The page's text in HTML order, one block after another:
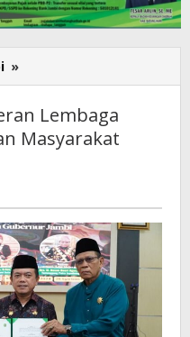
»
Al
:
Peran
Masyarakat
Lembaga
Masyarakat